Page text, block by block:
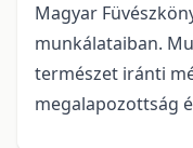
Magyar
munkálataiban.
természet iránti
megalapozottság